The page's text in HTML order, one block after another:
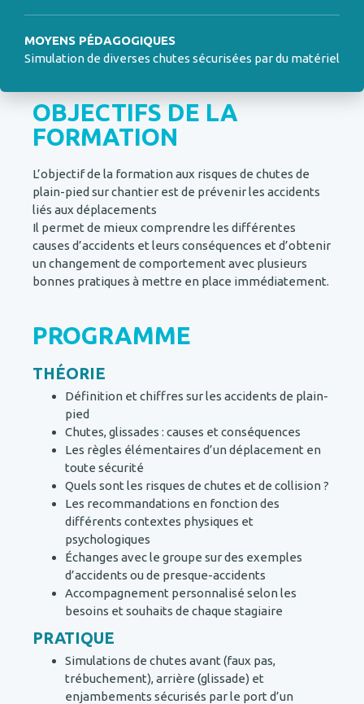
MOYENS PÉDAGOGIQUES
Simulation de diverses chutes sécurisées par du matériel
OBJECTIFS DE LA
FORMATION
L’objectif de la formation aux risques de chutes de
plain-pied sur chantier est de prévenir les accidents
liés aux déplacements
Il permet de mieux comprendre les différentes
causes d’accidents et leurs conséquences et d’obtenir
un changement de comportement avec plusieurs
bonnes pratiques à mettre en place immédiatement.
PROGRAMME
THÉORIE
Définition et chiffres sur les accidents de plain-
pied
Chutes, glissades : causes et conséquences
Les règles élémentaires d’un déplacement en
toute sécurité
Quels sont les risques de chutes et de collision ?
Les recommandations en fonction des
différents contextes physiques et
psychologiques
Échanges avec le groupe sur des exemples
d’accidents ou de presque-accidents
Accompagnement personnalisé selon les
besoins et souhaits de chaque stagiaire
PRATIQUE
Simulations de chutes avant (faux pas,
trébuchement), arrière (glissade) et
enjambements sécurisés par le port d’un